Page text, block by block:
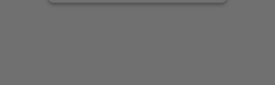
anzusehen.